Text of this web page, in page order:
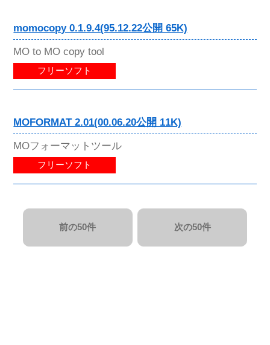
momocopy 0.1.9.4(95.12.22公開 65K)
MO to MO copy tool
フリーソフト
MOFORMAT 2.01(00.06.20公開 11K)
MOフォーマットツール
フリーソフト
前の50件 次の50件